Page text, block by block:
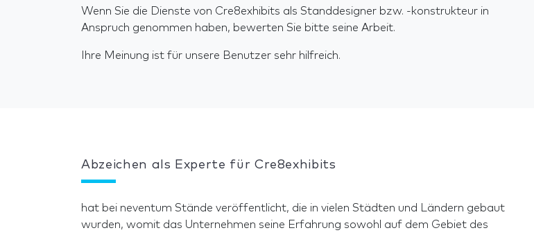
Wenn Sie die Dienste von Cre8exhibits als Standdesigner bzw. -konstrukteur in
Anspruch genommen haben, bewerten Sie bitte seine Arbeit.
Ihre Meinung ist für unsere Benutzer sehr hilfreich.
Abzeichen als Experte für Cre8exhibits
hat bei neventum Stände veröffentlicht, die in vielen Städten und Ländern gebaut
wurden, womit das Unternehmen seine Erfahrung sowohl auf dem Gebiet des